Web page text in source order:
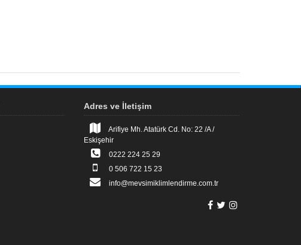
Adres ve İletişim
Arifiye Mh. Atatürk Cd. No: 22 /A /
Eskişehir
0222 224 25 29
0 506 722 15 23
info@mevsimiklimlendirme.com.tr